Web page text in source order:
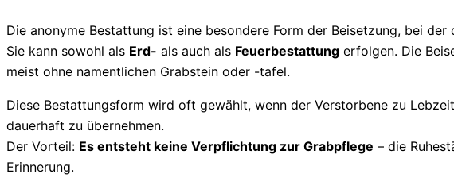
Die anonyme Bestattung ist eine besondere Form der Beisetzung, bei
Sie kann sowohl als Erd- als auch als Feuerbestattung erfolgen. Die
meist ohne namentlichen Grabstein oder -tafel.
Diese Bestattungsform wird oft gewählt, wenn der Verstorbene zu
dauerhaft zu übernehmen.
Der Vorteil: Es entsteht keine Verpflichtung zur Grabpflege – die
Erinnerung.